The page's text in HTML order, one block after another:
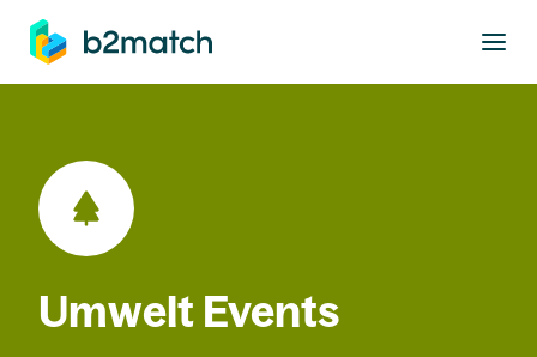
springen
Umwelt Events